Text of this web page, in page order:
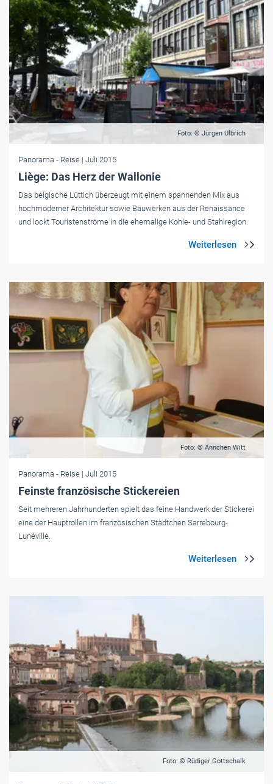
Foto: © Jürgen Ulbrich
Panorama - Reise | Juli 2015
Liège: Das Herz der Wallonie
Das belgische Lüttich überzeugt mit einem spannenden Mix aus
hochmoderner Architektur sowie Bauwerken aus der Renaissance
und lockt Touristenströme in die ehemalige Kohle- und Stahlregion.
Foto: © Annchen Witt
Panorama - Reise | Juli 2015
Feinste französische Stickereien
Seit mehreren Jahrhunderten spielt das feine Handwerk der Stickerei
eine der Hauptrollen im französischen Städtchen Sarrebourg-
Lunéville.
Foto: © Rüdiger Gottschalk